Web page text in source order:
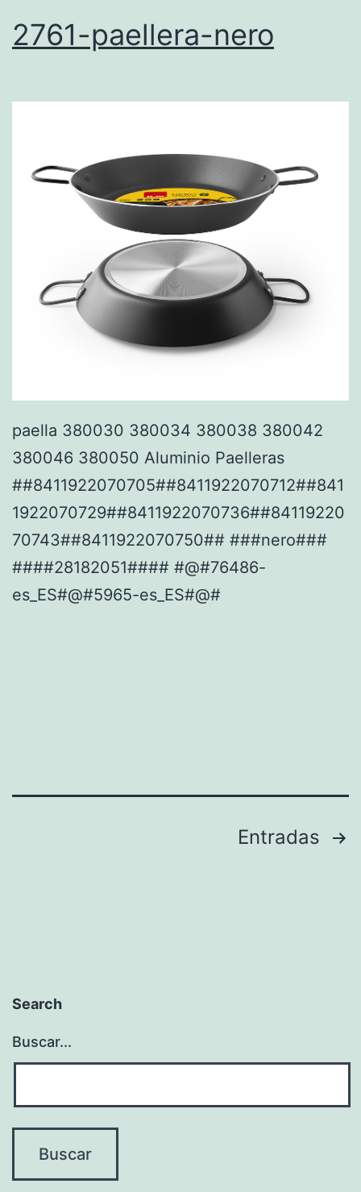
2761-paellera-nero
paella 380030 380034 380038 380042
380046 380050 Aluminio Paelleras
##8411922070705##8411922070712##841
1922070729##8411922070736##84119220
70743##8411922070750## ###nero###
####28182051#### #@#76486-
es_ES#@#5965-es_ES#@#
Entradas
Search
Buscar...